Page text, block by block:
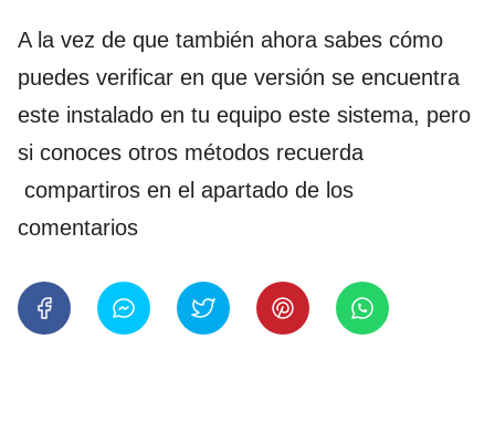
A la vez de que también ahora sabes cómo
puedes verificar en que versión se encuentra
este instalado en tu equipo este sistema, pero
si conoces otros métodos recuerda
compartiros en el apartado de los
comentarios